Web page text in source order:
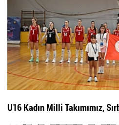
U16 Kadın Milli Takımımız,